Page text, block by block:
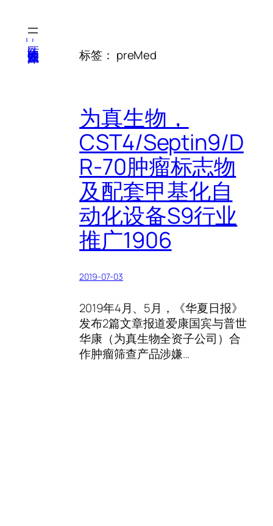
标签： preMed
为真生物，
CST4/Septin9/D
R-70肿瘤标志物
及配套甲基化自
动化设备S9行业
推广1906
2019-07-03
2019年4月、5月，《华夏日报》
发布2篇文章报道爱康国宾与普世
华康（为真生物全资子公司）合
作肿瘤筛查产品涉嫌…